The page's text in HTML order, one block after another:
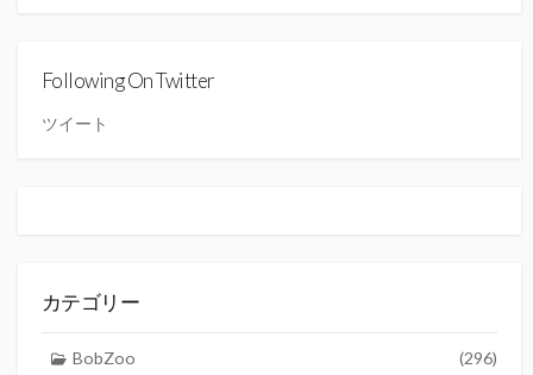
Following On Twitter
ツイート
カテゴリー
BobZoo (296)